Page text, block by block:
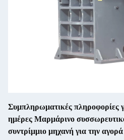
Συμπληρωματικές πληροφορίες
ημέρες Μαρμάρινο
συντρίμμιο μηχανή για την αγορά